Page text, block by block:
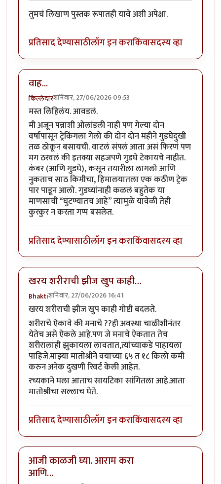
तुमचं लिखाण पुस्तक रूपातही यावे अशी अपेक्षा.
प्रतिसाद देण्यासाठीलॉग इन कराकिंवासदस्य व्हा
वाह...
किल्लेदारशनिवार, 27/06/2026 09:53
मस्त लिहिलंय. आवडलं.
मी अजून पन्नाशी ओलांडली नाही पण गेल्या दोन
वर्षांपासून ट्रेकिंगला गेलो की दोन दोन महीने गुडघेदुखी
तळ ठोकून बसायची. वाटलं संपलं आता असं फिरणं पण
मग ठरवलं की इतक्या सहजपणे गुडघे टेकायचे नाहीत.
कंबर (आणि गुडघे), कसून तयारीला लागलो आणि
नुकताच साठ किमीचा, हिमालयातला एक कठीण ट्रेक
पार पाडून आलो. गुडघ्यांनाही कळलं बहुतेक या
माणसाची “घुटण्यातच आहे” त्यामुळे यावेळी तेही
कुरकुर न करता गप्प बसलेत.
प्रतिसाद देण्यासाठीलॉग इन कराकिंवासदस्य व्हा
खरय शरीराची झीज खुप काही…
Bhaktiशनिवार, 27/06/2026 16:41
खरय शरीराची झीज खुप काही गोष्टी बदलते.
शरीराचे ऐकावे की मनाचे ??ही अवस्था चाळीशीनंतर
येतेच असे ऐकले आहे.पण जे मनाचे ऐकतात तेच
शरीरालाही झुकायला लावतात,त्यांच्याकडे पाहायला
पाहिजे.माझ्या मातोश्रीने वयाच्या ६५ त १८ किलो कमी
करुन अनेक दुखणी रिवर्ट केली आहेत.
रच्यकाने मला आताच सायटिका सांगितला आहे.आता
मातोश्रीचा सल्लाच घेते.
प्रतिसाद देण्यासाठीलॉग इन कराकिंवासदस्य व्हा
आजी काळजी घ्या. आराम करा
आणि…